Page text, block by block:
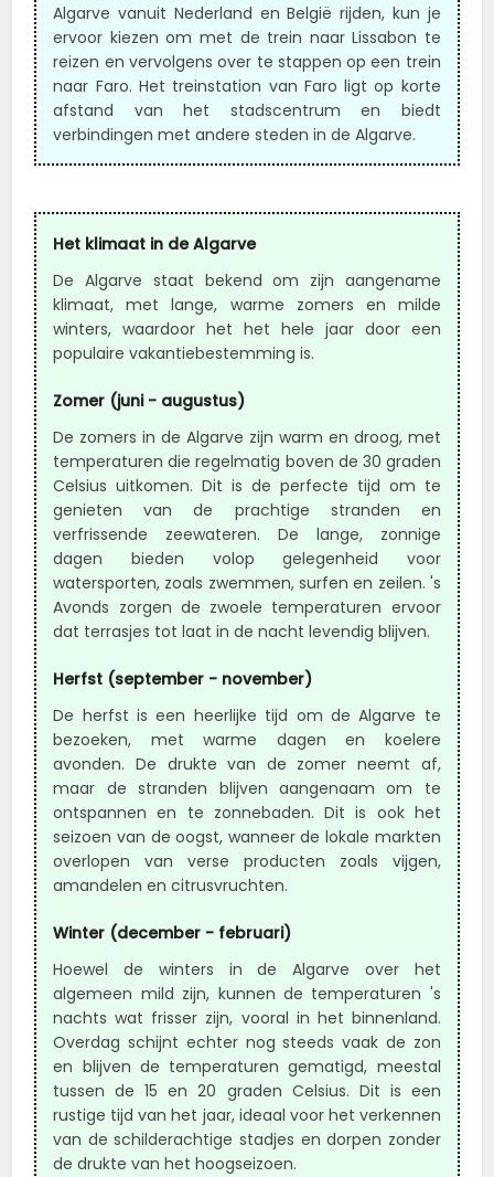
Algarve vanuit Nederland en België rijden, kun je
ervoor kiezen om met de trein naar Lissabon te
reizen en vervolgens over te stappen op een trein
naar Faro. Het treinstation van Faro ligt op korte
afstand van het stadscentrum en biedt
verbindingen met andere steden in de Algarve.
Het klimaat in de Algarve
De Algarve staat bekend om zijn aangename
klimaat, met lange, warme zomers en milde
winters, waardoor het het hele jaar door een
populaire vakantiebestemming is.
Zomer (juni - augustus)
De zomers in de Algarve zijn warm en droog, met
temperaturen die regelmatig boven de 30 graden
Celsius uitkomen. Dit is de perfecte tijd om te
genieten van de prachtige stranden en
verfrissende zeewateren. De lange, zonnige
dagen bieden volop gelegenheid voor
watersporten, zoals zwemmen, surfen en zeilen. 's
Avonds zorgen de zwoele temperaturen ervoor
dat terrasjes tot laat in de nacht levendig blijven.
Herfst (september - november)
De herfst is een heerlijke tijd om de Algarve te
bezoeken, met warme dagen en koelere
avonden. De drukte van de zomer neemt af,
maar de stranden blijven aangenaam om te
ontspannen en te zonnebaden. Dit is ook het
seizoen van de oogst, wanneer de lokale markten
overlopen van verse producten zoals vijgen,
amandelen en citrusvruchten.
Winter (december - februari)
Hoewel de winters in de Algarve over het
algemeen mild zijn, kunnen de temperaturen 's
nachts wat frisser zijn, vooral in het binnenland.
Overdag schijnt echter nog steeds vaak de zon
en blijven de temperaturen gematigd, meestal
tussen de 15 en 20 graden Celsius. Dit is een
rustige tijd van het jaar, ideaal voor het verkennen
van de schilderachtige stadjes en dorpen zonder
de drukte van het hoogseizoen.